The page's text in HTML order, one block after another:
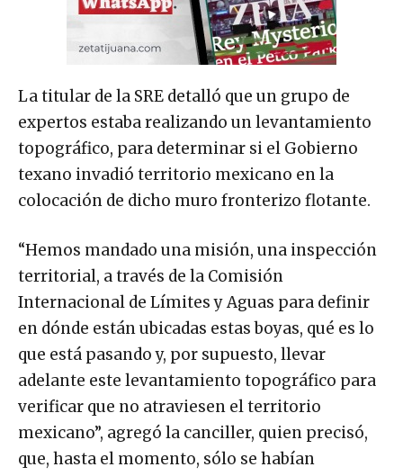
La titular de la SRE detalló que un grupo de
expertos estaba realizando un levantamiento
topográfico, para determinar si el Gobierno
texano invadió territorio mexicano en la
colocación de dicho muro fronterizo flotante.
“Hemos mandado una misión, una inspección
territorial, a través de la Comisión
Internacional de Límites y Aguas para definir
en dónde están ubicadas estas boyas, qué es lo
que está pasando y, por supuesto, llevar
adelante este levantamiento topográfico para
verificar que no atraviesen el territorio
mexicano”, agregó la canciller, quien precisó,
que, hasta el momento, sólo se habían